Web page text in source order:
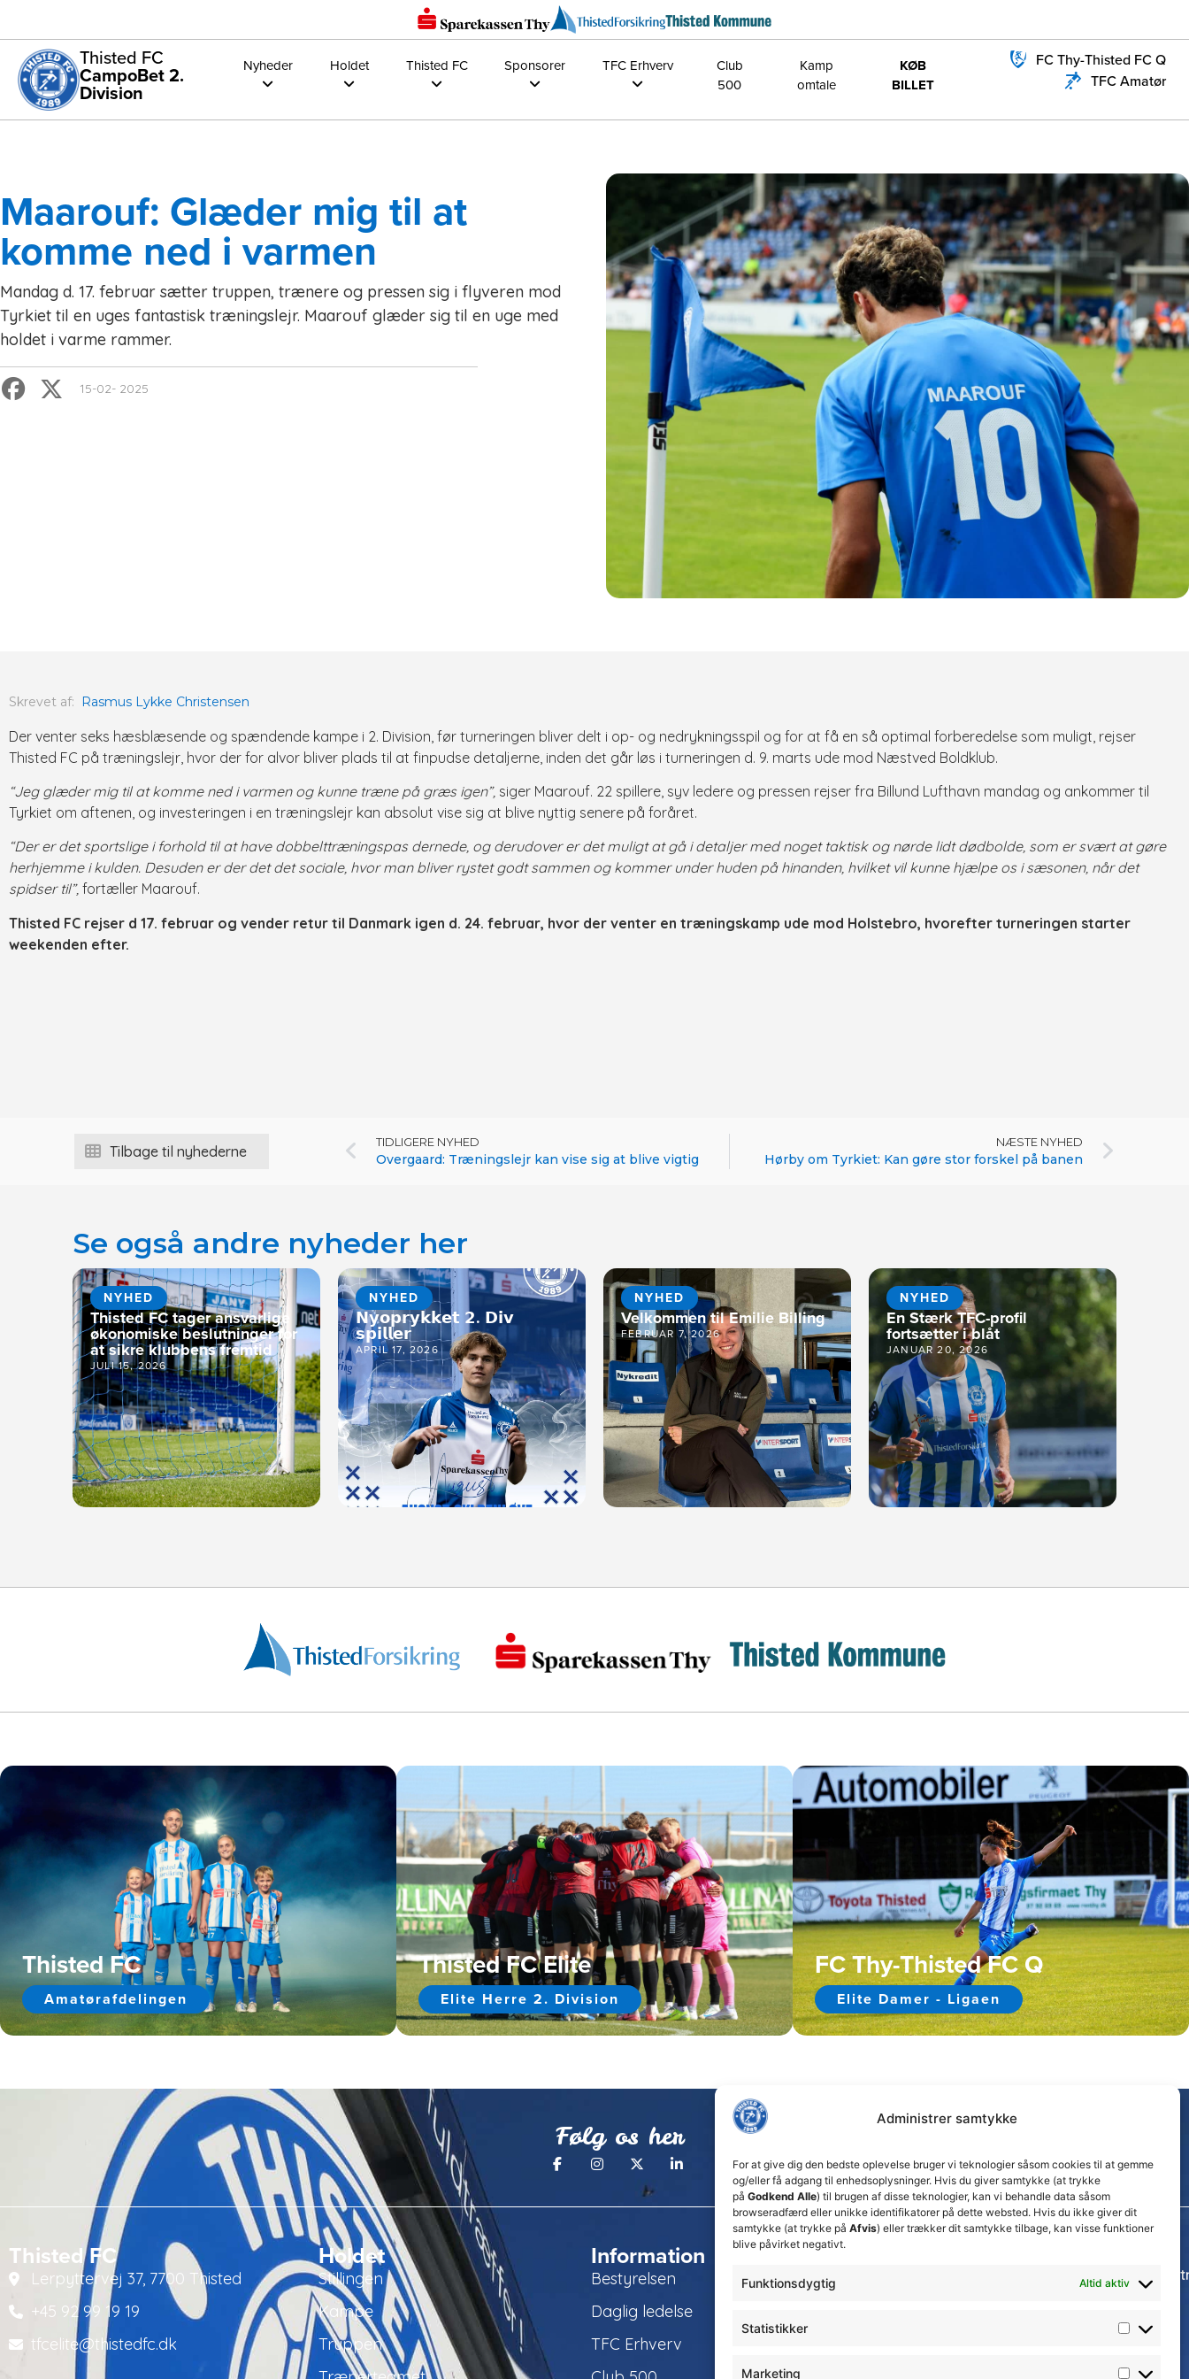
Administrer samtykke
For at give dig den bedste oplevelse bruger vi teknologier såsom cookies til at gemme
og/eller få adgang til enhedsoplysninger. Hvis du giver samtykke (at trykke
på Godkend Alle) til brugen af disse teknologier, kan vi behandle data såsom
browseradfærd eller unikke identifikatorer på dette websted. Hvis du ikke giver dit
samtykke (at trykke på Afvis) eller trækker dit samtykke tilbage, kan visse funktioner
blive påvirket negativt.
Funktionsdygtig Altid aktiv
Statistikker
Marketing
Thisted FC
CampoBet 2.
Division
Nyheder Holdet Thisted FC Sponsorer TFC Erhverv
Club
500
Kamp
omtale
KØB
BILLET
FC Thy-Thisted FC Q
TFC Amatør
Maarouf: Glæder mig til at
komme ned i varmen
Mandag d. 17. februar sætter truppen, trænere og pressen sig i flyveren mod
Tyrkiet til en uges fantastisk træningslejr. Maarouf glæder sig til en uge med
holdet i varme rammer.
15-02- 2025
Skrevet af: Rasmus Lykke Christensen
Der venter seks hæsblæsende og spændende kampe i 2. Division, før turneringen bliver delt i op- og nedrykningsspil og for at få en så optimal forberedelse som muligt, rejser
Thisted FC på træningslejr, hvor der for alvor bliver plads til at finpudse detaljerne, inden det går løs i turneringen d. 9. marts ude mod Næstved Boldklub.
“Jeg glæder mig til at komme ned i varmen og kunne træne på græs igen”, siger Maarouf. 22 spillere, syv ledere og pressen rejser fra Billund Lufthavn mandag og ankommer til
Tyrkiet om aftenen, og investeringen i en træningslejr kan absolut vise sig at blive nyttig senere på foråret.
“Der er det sportslige i forhold til at have dobbelttræningspas dernede, og derudover er det muligt at gå i detaljer med noget taktisk og nørde lidt dødbolde, som er svært at gøre
herhjemme i kulden. Desuden er der det det sociale, hvor man bliver rystet godt sammen og kommer under huden på hinanden, hvilket vil kunne hjælpe os i sæsonen, når det
spidser til”, fortæller Maarouf.
Thisted FC rejser d 17. februar og vender retur til Danmark igen d. 24. februar, hvor der venter en træningskamp ude mod Holstebro, hvorefter turneringen starter
weekenden efter.
Tilbage til nyhederne
TIDLIGERE NYHED
Overgaard: Træningslejr kan vise sig at blive vigtig
NÆSTE NYHED
Hørby om Tyrkiet: Kan gøre stor forskel på banen
Se også andre nyheder her
NYHED
Thisted FC tager ansvarlige
økonomiske beslutninger for
at sikre klubbens fremtid
JULI 15, 2026
NYHED
𝗡𝘆𝗼𝗽𝗿𝘆𝗸𝗸𝗲𝘁 𝟮. 𝗗𝗶𝘃
𝘀𝗽𝗶𝗹𝗹𝗲𝗿
APRIL 17, 2026
NYHED
Velkommen til Emilie Billing
FEBRUAR 7, 2026
NYHED
En Stærk TFC-profil
fortsætter i blåt
JANUAR 20, 2026
Thisted FC
Amatørafdelingen
Thisted FC Elite
Elite Herre 2. Division
FC Thy-Thisted FC Q
Elite Damer - Ligaen
Følg os her
Thisted FC
Lerpyttervej 37, 7700 Thisted
+45 92 99 19 19
tfcelite@thistedfc.dk
Holdet
Stillingen
Kampe
Truppen
Information
Bestyrelsen
Daglig ledelse
TFC Erhverv
Thisted FC tager ansvarlige økonomiske
for at sikre klubbens fremtid
𝗡𝘆𝗼𝗽𝗿𝘆𝗸𝗸𝗲𝘁 𝟮. 𝗗𝗶𝘃 𝘀𝗽𝗶𝗹𝗹𝗲𝗿